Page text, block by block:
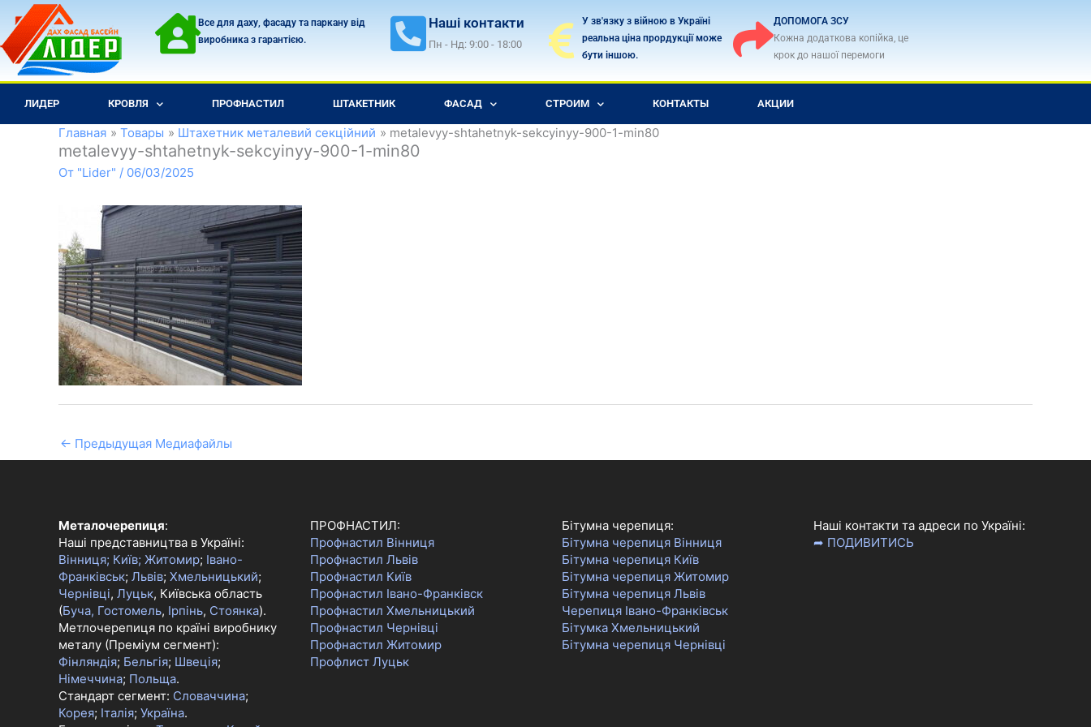
Перейти
содержимому
Все для даху, фасаду та паркану від
виробника з гарантією.
Наші контакти
Пн - Нд: 9:00 - 18:00
У зв'язку з війною в Україні
реальна ціна прордукції може
бути іншою.
ДОПОМОГА ЗСУ
Кожна додаткова копійка, це
крок до нашої перемоги
ЛИДЕР КРОВЛЯ ПРОФНАСТИЛ ШТАКЕТНИК ФАСАД СТРОИМ КОНТАКТЫ АКЦИИ
Главная Товары Штахетник металевий секційний metalevyy-shtahetnyk-sekcyinyy-900-1-min80
metalevyy-shtahetnyk-sekcyinyy-900-1-min80
От "Lider" / 06/03/2025
← Предыдущая Медиафайлы
Металочерепиця:
Наші представництва в Україні:
Вінниця; Київ; Житомир; Івано-
Франківськ; Львів; Хмельницький;
Чернівці, Луцьк, Київська область
(Буча, Гостомель, Ірпінь, Стоянка).
Метлочерепиця по країні виробнику
металу (Преміум сегмент):
Фінляндія; Бельгія; Швеція;
Німеччина; Польща.
Стандарт сегмент: Словаччина;
Корея; Італія; Україна.
ПРОФНАСТИЛ:
Профнастил Вінниця
Профнастил Львів
Профнастил Київ
Профнастил Івано-Франківск
Профнастил Хмельницький
Профнастил Чернівці
Профнастил Житомир
Профлист Луцьк
Бітумна черепиця:
Бітумна черепиця Вінниця
Бітумна черепиця Київ
Бітумна черепиця Житомир
Бітумна черепиця Львів
Черепиця Івано-Франківськ
Бітумка Хмельницький
Бітумна черепиця Чернівці
Наші контакти та адреси по Україні:
➦ ПОДИВИТИСЬ